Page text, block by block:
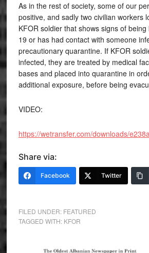
As in the rest of society, some of our
positive, and sadly two civilian workers
KFOR soldier that shows signs of being
19 or has had contact with someone
precautionary quarantine. If KFOR
infected, they are treated by medical
bases and placed into quarantine in
additional exposure, before being
VIDEO:
https://wetransfer.com/downloads/
Share via:
Facebook Twitter
FILED UNDER: FEATURED
TAGGED WITH: KFOR